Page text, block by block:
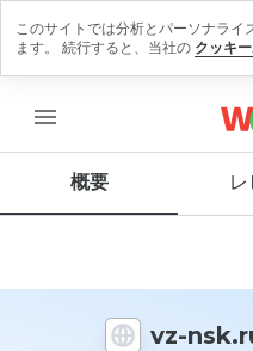
menu
概要
vz-
vz-
nsk.ru
にレ
ーを
この
このサイトでは分析とパーソナライ
ます。 続行すると、当社の クッキー